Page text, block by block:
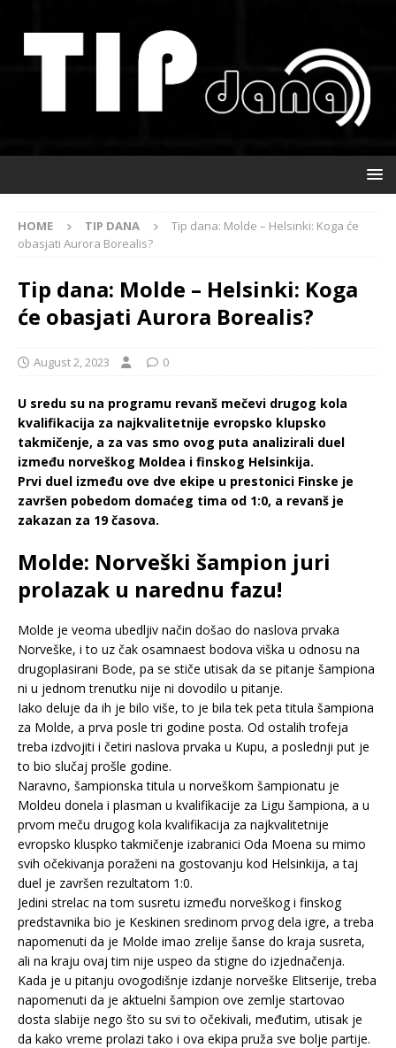
HOME TIP DANA
Tip dana: Molde – Helsinki: Koga će
obasjati Aurora Borealis?
Tip dana: Molde – Helsinki: Koga
će obasjati Aurora Borealis?
August 2, 2023 0
U sredu su na programu revanš mečevi drugog kola
kvalifikacija za najkvalitetnije evropsko klupsko
takmičenje, a za vas smo ovog puta analizirali duel
između norveškog Moldea i finskog Helsinkija.
Prvi duel između ove dve ekipe u prestonici Finske je
završen pobedom domaćeg tima od 1:0, a revanš je
zakazan za 19 časova.
Molde: Norveški šampion juri
prolazak u narednu fazu!
Molde je veoma ubedljiv način došao do naslova prvaka
Norveške, i to uz čak osamnaest bodova viška u odnosu na
drugoplasirani Bode, pa se stiče utisak da se pitanje šampiona
ni u jednom trenutku nije ni dovodilo u pitanje.
Iako deluje da ih je bilo više, to je bila tek peta titula šampiona
za Molde, a prva posle tri godine posta. Od ostalih trofeja
treba izdvojiti i četiri naslova prvaka u Kupu, a poslednji put je
to bio slučaj prošle godine.
Naravno, šampionska titula u norveškom šampionatu je
Moldeu donela i plasman u kvalifikacije za Ligu šampiona, a u
prvom meču drugog kola kvalifikacija za najkvalitetnije
evropsko kluspko takmičenje izabranici Oda Moena su mimo
svih očekivanja poraženi na gostovanju kod Helsinkija, a taj
duel je završen rezultatom 1:0.
Jedini strelac na tom susretu između norveškog i finskog
predstavnika bio je Keskinen sredinom prvog dela igre, a treba
napomenuti da je Molde imao zrelije šanse do kraja susreta,
ali na kraju ovaj tim nije uspeo da stigne do izjednačenja.
Kada je u pitanju ovogodišnje izdanje norveške Elitserije, treba
napomenuti da je aktuelni šampion ove zemlje startovao
dosta slabije nego što su svi to očekivali, međutim, utisak je
da kako vreme prolazi tako i ova ekipa pruža sve bolje partije.